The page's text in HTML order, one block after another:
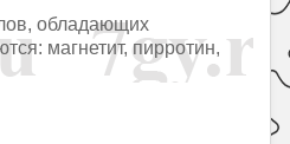
обладающих
магнетит, пирротин,